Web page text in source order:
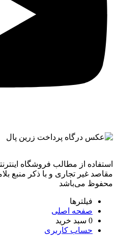
استفاده از مطالب فروشگاه
مقاصد غیر تجاری و با ذکر منبع
محفوظ می‌باشد
فیلترها
صفحه اصلی
0 سبد خرید
حساب کاربری